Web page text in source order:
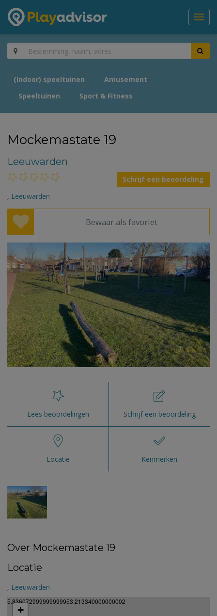
(Indoor) speeltuinen
Amusement
Speeltuinen
Sport & Fitness
Mockemastate 19
Leeuwarden
Schrijf een beoordeling
, Leeuwarden
Bewaar als favoriet
Lees beoordelingen Schrijf een beoordeling
Locatie Kenmerken
Over Mockemastate 19
Locatie
, Leeuwarden
5.836072999999999953.213340000000002
+